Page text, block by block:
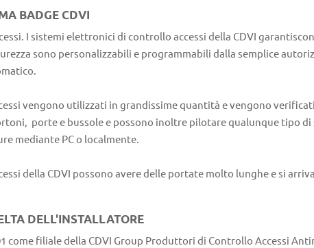
BADGE CDVI
I sistemi elettronici di controllo accessi della CDVI
sono personalizzabili e programmabili dalla semplice
vengono utilizzati in grandissime quantità e vengono
porte e bussole e possono inoltre pilotare qualunque tipo
mediante PC o localmente.
della CDVI possono avere delle portate molto lunghe e si
DELL'INSTALLATORE
come filiale della CDVI Group Produttori di Controllo Accessi